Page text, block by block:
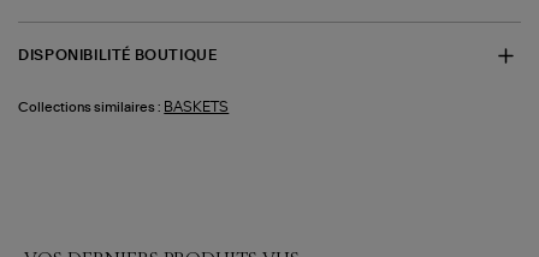
DISPONIBILITÉ BOUTIQUE
Collections similaires : BASKETS